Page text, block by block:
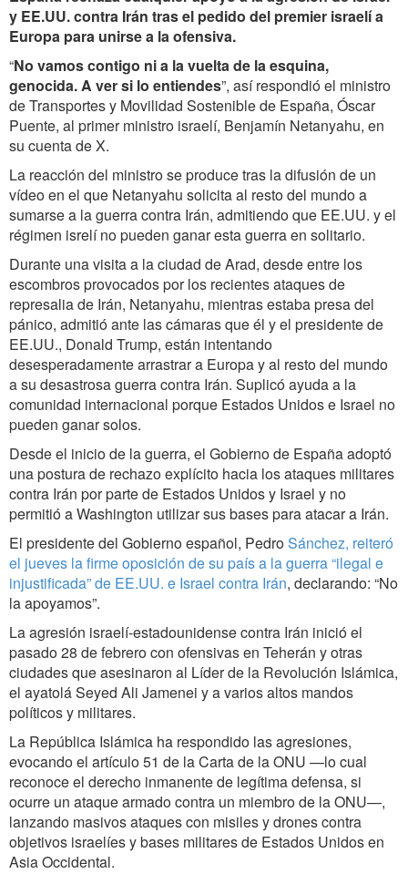
y EE.UU. contra Irán tras el pedido del premier israelí a
Europa para unirse a la ofensiva.
“No vamos contigo ni a la vuelta de la esquina,
genocida. A ver si lo entiendes”, así respondió el ministro
de Transportes y Movilidad Sostenible de España, Óscar
Puente, al primer ministro israelí, Benjamín Netanyahu, en
su cuenta de X.
La reacción del ministro se produce tras la difusión de un
vídeo en el que Netanyahu solicita al resto del mundo a
sumarse a la guerra contra Irán, admitiendo que EE.UU. y el
régimen isrelí no pueden ganar esta guerra en solitario.
Durante una visita a la ciudad de Arad, desde entre los
escombros provocados por los recientes ataques de
represalia de Irán, Netanyahu, mientras estaba presa del
pánico, admitió ante las cámaras que él y el presidente de
EE.UU., Donald Trump, están intentando
desesperadamente arrastrar a Europa y al resto del mundo
a su desastrosa guerra contra Irán. Suplicó ayuda a la
comunidad internacional porque Estados Unidos e Israel no
pueden ganar solos.
Desde el inicio de la guerra, el Gobierno de España adoptó
una postura de rechazo explícito hacia los ataques militares
contra Irán por parte de Estados Unidos y Israel y no
permitió a Washington utilizar sus bases para atacar a Irán.
El presidente del Gobierno español, PedroSánchez, reiteró
el jueves la firme oposición de su país a la guerra “ilegal e
injustificada” de EE.UU. e Israel contra Irán, declarando: “No
la apoyamos”.
La agresión israelí-estadounidense contra Irán inició el
pasado 28 de febrero con ofensivas en Teherán y otras
ciudades que asesinaron al Líder de la Revolución Islámica,
el ayatolá Seyed Ali Jamenei y a varios altos mandos
políticos y militares.
La República Islámica ha respondido las agresiones,
evocando el artículo 51 de la Carta de la ONU —lo cual
reconoce el derecho inmanente de legítima defensa, si
ocurre un ataque armado contra un miembro de la ONU—,
lanzando masivos ataques con misiles y drones contra
objetivos israelíes y bases militares de Estados Unidos en
Asia Occidental.